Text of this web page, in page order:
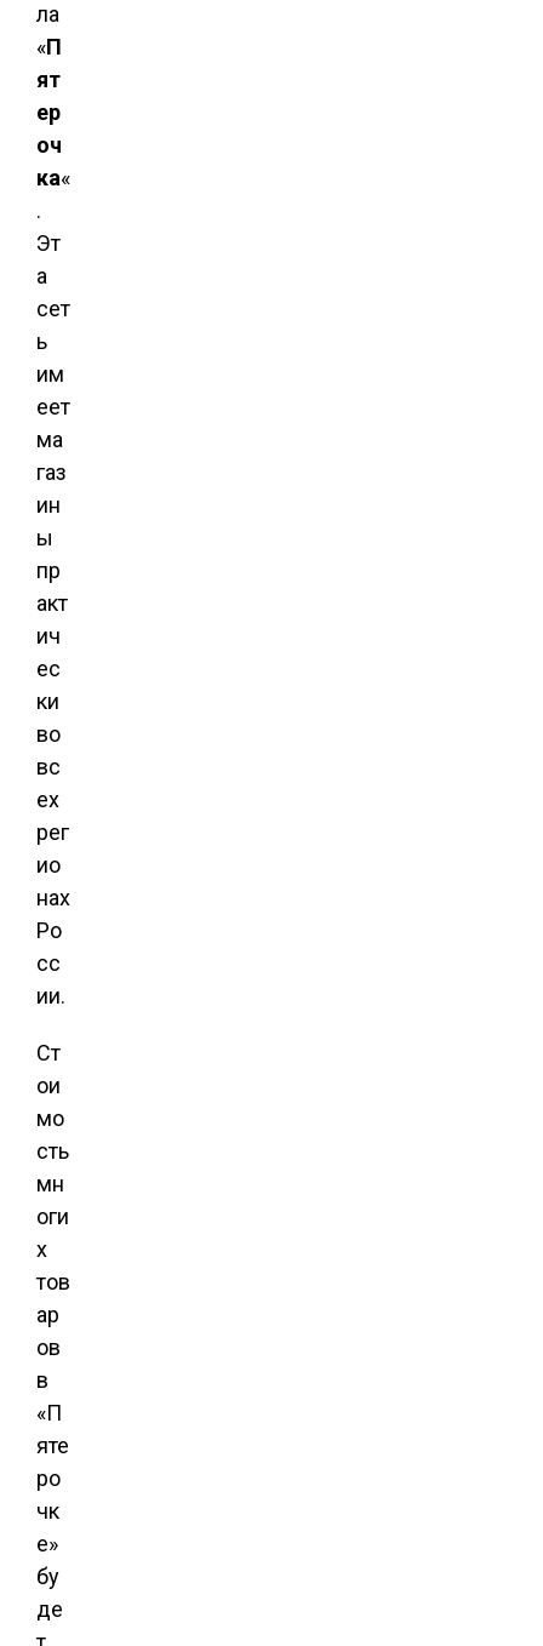
ла
«П
ят
ер
оч
ка«
.
Эт
а
сет
ь
им
еет
ма
газ
ин
ы
пр
акт
ич
ес
ки
во
вс
ех
рег
ио
нах
Ро
сс
ии.
Ст
ои
мо
сть
мн
оги
х
тов
ар
ов
в
«П
яте
ро
чк
е»
бу
де